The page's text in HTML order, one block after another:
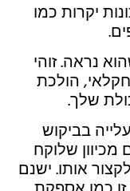
יקרות כמו
נראה. זוהי
הולכת
שלך.
בביקוש
שלוקח
אותו. ישנם